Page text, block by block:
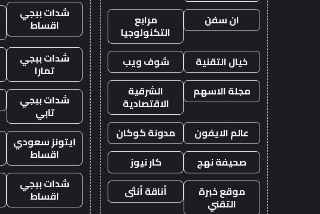
ان سفن مرابع
التكنولوجيا
خيال التقنية
شوف ويب
مجلة الاسهم
الشرقية
الاقتصادية
عالم الايفون
مدونة كوكان
صحيفة نهج
كار نيوز
موقع خبرة
التقني
أناقة أنثى
شدات ببجي
اقساط
شدات ببجي
تمارا
شدات ببجي
تابي
ايتونز سعودي
اقساط
شدات ببجي
اقساط